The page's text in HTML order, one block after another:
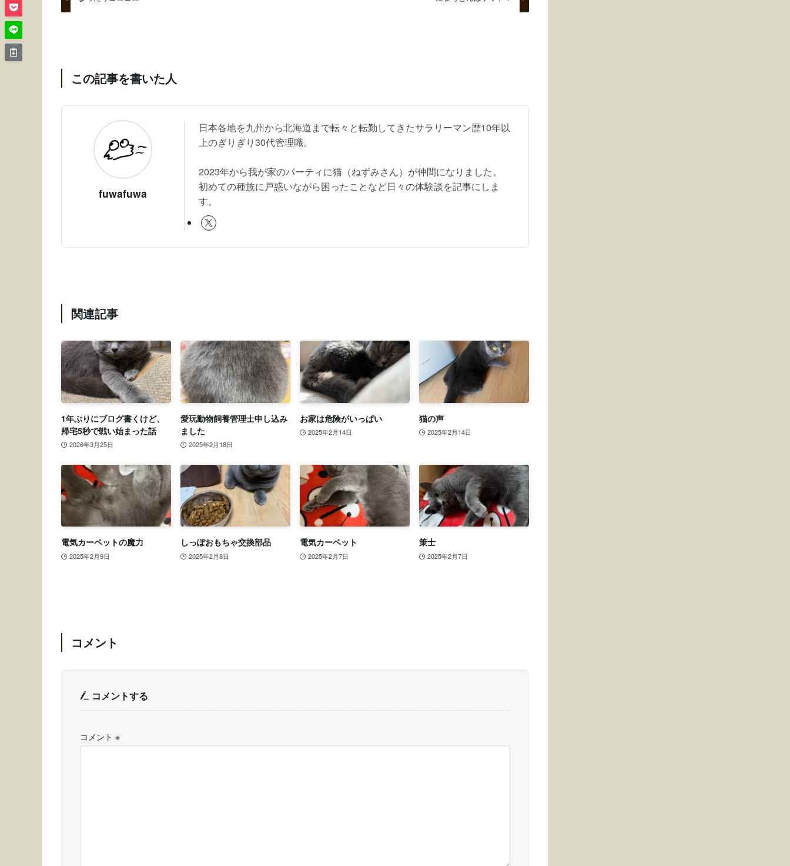
この記事を書いた人
fuwafuwa
日本各地を九州から北海道まで転々と転勤してきたサラリーマン歴10年以
上のぎりぎり30代管理職。
2023年から我が家のパーティに猫（ねずみさん）が仲間になりました。
初めての種族に戸惑いながら困ったことなど日々の体験談を記事にしま
す。
関連記事
1年ぶりにブログ書くけど、
帰宅5秒で戦い始まった話
2026年3月25日
愛玩動物飼養管理士申し込み
ました
2025年2月18日
お家は危険がいっぱい
2025年2月14日
猫の声
2025年2月14日
電気カーペットの魔力
2025年2月9日
しっぽおもちゃ交換部品
2025年2月8日
電気カーペット
2025年2月7日
策士
2025年2月7日
コメント
コメントする
コメント ※